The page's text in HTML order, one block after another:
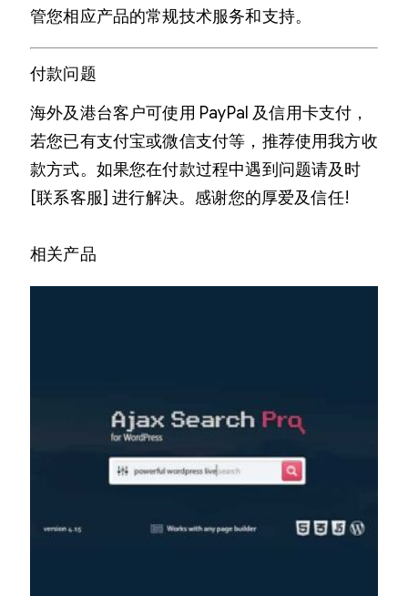
管您相应产品的常规技术服务和支持。
付款问题
海外及港台客户可使用 PayPal 及信用卡支付，
若您已有支付宝或微信支付等，推荐使用我方收
款方式。如果您在付款过程中遇到问题请及时
[联系客服] 进行解决。感谢您的厚爱及信任!
相关产品